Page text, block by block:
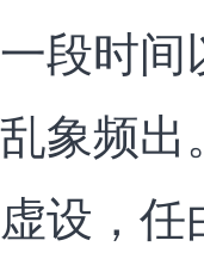
一段时间
乱象频出
虚设，任